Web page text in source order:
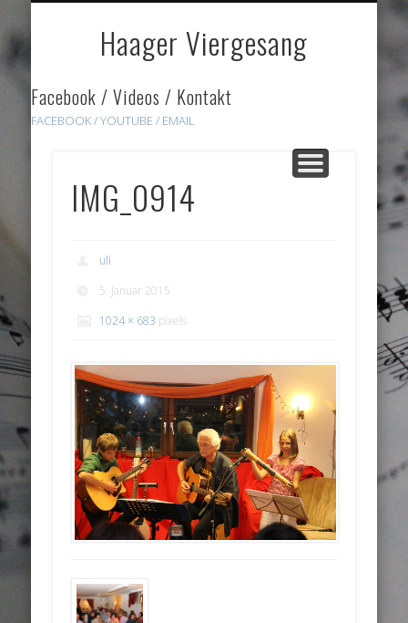
Haager Viergesang
Facebook / Videos / Kontakt
FACEBOOK /YOUTUBE / EMAIL
IMG_0914
uli
5. Januar 2015
1024 × 683 pixels